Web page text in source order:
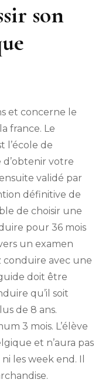
son
et concerne le
france. Le
l’école de
votre
validé par
définitive de
de choisir une
pour 36 mois
un examen
avec une
doit être
qu’il soit
de 8 ans.
3 mois. L’élève
et n’aura pas
les week end. Il